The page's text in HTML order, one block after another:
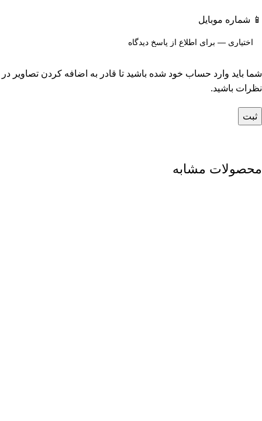
📱 شماره موبایل
شما باید وارد حساب خود شده باشید تا قادر به اضافه کردن تصاویر در
نظرات باشید.
محصولات مشابه